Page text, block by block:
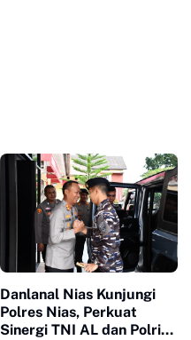
Danlanal Nias Kunjungi
Polres Nias, Perkuat
Sinergi TNI AL dan Polri